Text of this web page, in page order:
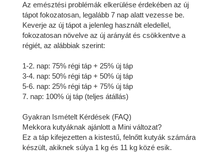
Az emésztési problémák elkerülése érdekében az új
tápot fokozatosan, legalább 7 nap alatt vezesse be.
Keverje az új tápot a jelenleg használt eledellel,
fokozatosan növelve az új arányát és csökkentve a
régiét, az alábbiak szerint:
1-2. nap: 75% régi táp + 25% új táp
3-4. nap: 50% régi táp + 50% új táp
5-6. nap: 25% régi táp + 75% új táp
7. nap: 100% új táp (teljes átállás)
Gyakran Ismételt Kérdések (FAQ)
Mekkora kutyáknak ajánlott a Mini változat?
Ez a táp kifejezetten a kistestű, felnőtt kutyák számára
készült, akiknek súlya 1 kg és 11 kg közé esik.